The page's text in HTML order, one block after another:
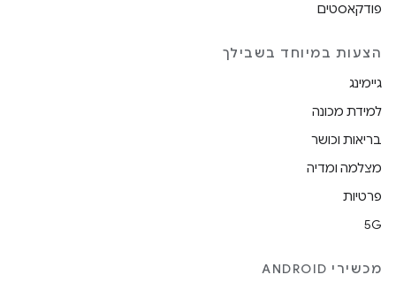
פודקאסטים
הצעות במיוחד בשבילך
גיימינג
למידת מכונה
בריאות וכושר
מצלמה ומדיה
פרטיות
5G
מכשירי ANDROID